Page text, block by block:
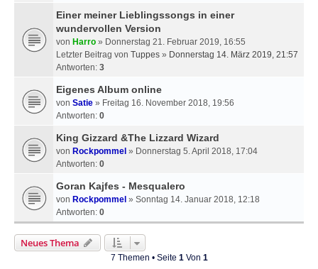
Einer meiner Lieblingssongs in einer
wundervollen Version
von Harro » Donnerstag 21. Februar 2019, 16:55
Letzter Beitrag von Tuppes » Donnerstag 14. März 2019, 21:57
Antworten: 3
Eigenes Album online
von Satie » Freitag 16. November 2018, 19:56
Antworten: 0
King Gizzard &The Lizzard Wizard
von Rockpommel » Donnerstag 5. April 2018, 17:04
Antworten: 0
Goran Kajfes - Mesqualero
von Rockpommel » Sonntag 14. Januar 2018, 12:18
Antworten: 0
Neues Thema
7 Themen • Seite 1Von 1